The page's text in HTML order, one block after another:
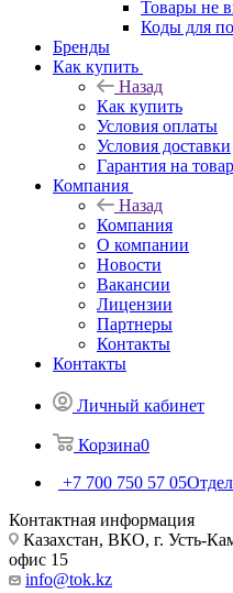
Товары не
Коды для
Бренды
Как купить
Назад
Как купить
Условия оплаты
Условия доставки
Гарантия на товар
Компания
Назад
Компания
О компании
Новости
Вакансии
Лицензии
Партнеры
Контакты
Контакты
Личный кабинет
Корзина0
+7 700 750 57 05
Контактная информация
Казахстан, ВКО, г. Усть-
офис 15
info@tok.kz